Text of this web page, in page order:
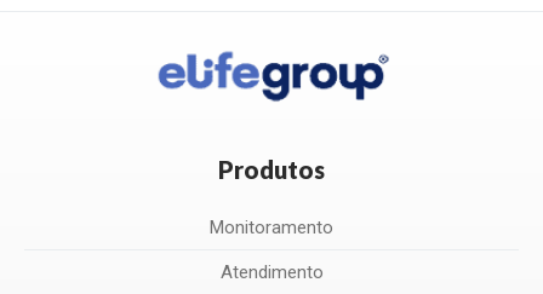
Produtos
Monitoramento
Atendimento